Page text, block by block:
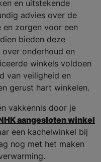
en uitstekende
advies over de
zorgen voor een
bieden deze
onderhoud en
winkels voldoen
van veiligheid en
gerust hart winkelen.
vakkennis door je
aangesloten winkel
een kachelwinkel bij
nog met het maken